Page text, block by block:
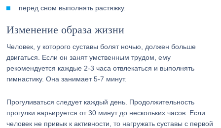
перед сном выполнять растяжку.
Изменение образа жизни
Человек, у которого суставы болят ночью, должен больше
двигаться. Если он занят умственным трудом, ему
рекомендуется каждые 2-3 часа отвлекаться и выполнять
гимнастику. Она занимает 5-7 минут.
Прогуливаться следует каждый день. Продолжительность
прогулки варьируется от 30 минут до нескольких часов. Если
человек не привык к активности, то нагружать суставы с первой